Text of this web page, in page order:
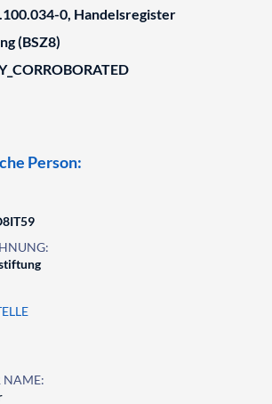
0, Handelsregister
(BSZ8)
Person:
NAME: